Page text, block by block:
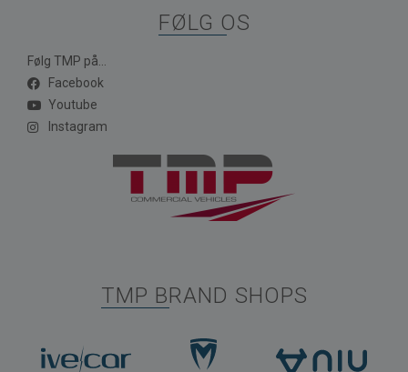
FØLG OS
Følg TMP på...
Facebook
Youtube
Instagram
TMP BRAND SHOPS